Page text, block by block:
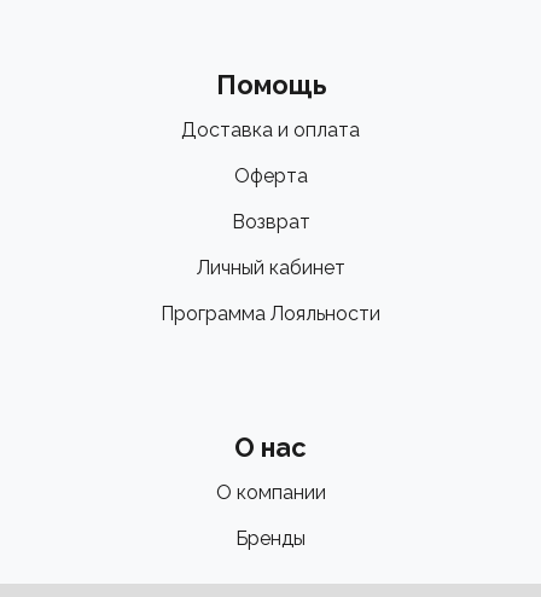
Помощь
Доставка и оплата
Оферта
Возврат
Личный кабинет
Программа Лояльности
О нас
О компании
Бренды